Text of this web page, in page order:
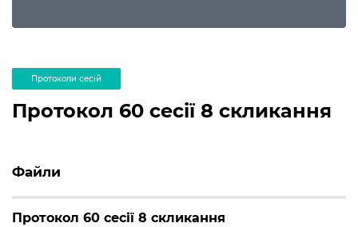
Протоколи сесій
Протокол 60 сесії 8 скликання
Файли
Протокол 60 сесії 8 скликання